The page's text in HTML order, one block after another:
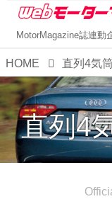
MotorMagazine誌連動
HOME 直列4気
直列4